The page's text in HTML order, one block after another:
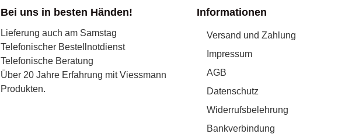
Bei uns in besten Händen!
Lieferung auch am Samstag
Telefonischer Bestellnotdienst
Telefonische Beratung
Über 20 Jahre Erfahrung mit Viessmann
Produkten.
Informationen
Versand und Zahlung
Impressum
AGB
Datenschutz
Widerrufsbelehrung
Bankverbindung